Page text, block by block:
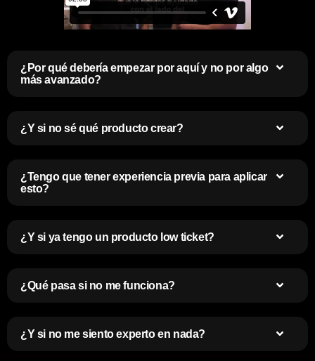
¿Por qué debería empezar por aquí y no por algo
más avanzado?
¿Y si no sé qué producto crear?
¿Tengo que tener experiencia previa para aplicar
esto?
¿Y si ya tengo un producto low ticket?
¿Qué pasa si no me funciona?
¿Y si no me siento experto en nada?